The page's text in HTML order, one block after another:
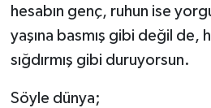
hesabın genç, ruhun ise
yaşına basmış gibi değil de,
sığdırmış gibi duruyorsun.
Söyle dünya;
SPOR
YAŞAM